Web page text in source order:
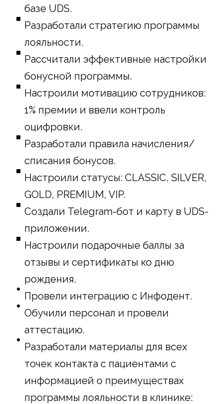
базе UDS.
Разработали стратегию программы
лояльности.
Рассчитали эффективные настройки
бонусной программы.
Настроили мотивацию сотрудников:
1% премии и ввели контроль
оцифровки.
Разработали правила начисления/
списания бонусов.
Настроили статусы: CLASSIC, SILVER,
GOLD, PREMIUM, VIP.
Создали Telegram-бот и карту в UDS-
приложении.
Настроили подарочные баллы за
отзывы и сертификаты ко дню
рождения.
Провели интеграцию с Инфодент.
Обучили персонал и провели
аттестацию.
Разработали материалы для всех
точек контакта с пациентами с
информацией о преимуществах
программы лояльности в клинике: